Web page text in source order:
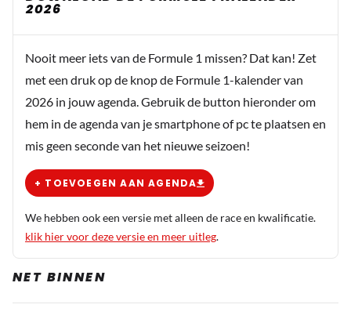
2026
Nooit meer iets van de Formule 1 missen? Dat kan! Zet
met een druk op de knop de Formule 1-kalender van
2026 in jouw agenda. Gebruik de button hieronder om
hem in de agenda van je smartphone of pc te plaatsen en
mis geen seconde van het nieuwe seizoen!
+ TOEVOEGEN AAN AGENDA
We hebben ook een versie met alleen de race en kwalificatie.
klik hier voor deze versie en meer uitleg.
NET BINNEN